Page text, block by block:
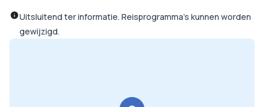
Uitsluitend ter informatie. Reisprogramma’s kunnen worden
gewijzigd.